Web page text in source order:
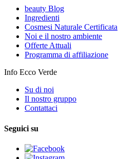
beauty Blog
Ingredienti
Cosmesi Naturale Certificata
Noi e il nostro ambiente
Offerte Attuali
Programma di affiliazione
Info Ecco Verde
Su di noi
Il nostro gruppo
Contattaci
Seguici su